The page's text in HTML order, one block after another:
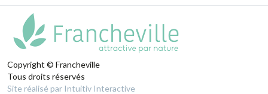
Copyright © Francheville
Tous droits réservés
Site réalisé par Intuitiv Interactive